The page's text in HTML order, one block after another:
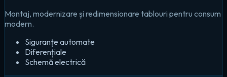
Montaj, modernizare și redimensionare tablouri pentru consum
modern.
Siguranțe automate
Diferențiale
Schemă electrică